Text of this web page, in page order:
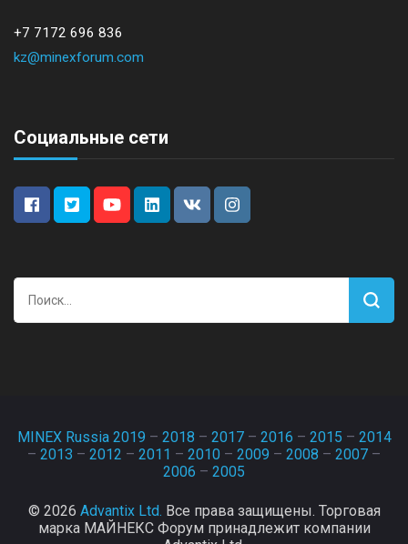
+7 7172 696 836
kz@minexforum.com
Социальные сети
Найти:
MINEX Russia 2019 – 2018 – 2017 – 2016 – 2015 – 2014
– 2013 – 2012 – 2011 – 2010 – 2009 – 2008 – 2007 –
2006 – 2005
© 2026 Advantix Ltd. Все права защищены. Торговая
марка МАЙНЕКС Форум принадлежит компании